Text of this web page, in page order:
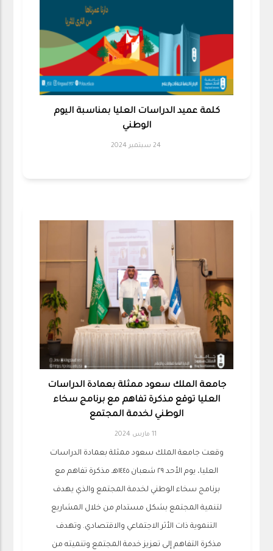
كلمة عميد الدراسات العليا بمناسبة اليوم
الوطني
24 سبتمبر 2024
جامعة الملك سعود ممثلة بعمادة الدراسات
العليا توقع مذكرة تفاهم مع برنامج سخاء
الوطني لخدمة المجتمع
11 مارس 2024
وقعت جامعة الملك سعود ممثلة بعمادة الدراسات
العليا، يوم الأحد ٢٩ شعبان ١٤٤٥هـ مذكرة تفاهم مع
برنامج سخاء الوطني لخدمة المجتمع والذي يهدف
لتنمية المجتمع بشكل مستدام من خلال المشاريع
التنموية ذات الأثر الاجتماعي والاقتصادي. وتهدف
مذكرة التفاهم إلى تعزيز خدمة المجتمع وتنميته من